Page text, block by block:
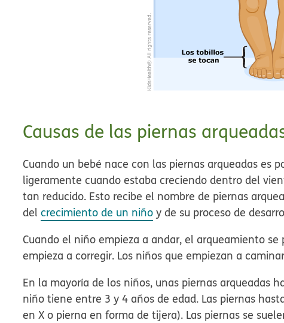
Causas de las piernas
Cuando un bebé nace con las piernas arqueadas es
ligeramente cuando estaba creciendo dentro del
tan reducido. Esto recibe el nombre de piernas
delcrecimiento de un niño y de su proceso de
Cuando el niño empieza a andar, el arqueamiento
empieza a corregir. Los niños que empiezan a
En la mayoría de los niños, unas piernas arqueadas
niño tiene entre 3 y 4 años de edad. Las piernas
en X o pierna en forma de tijera). Las piernas se